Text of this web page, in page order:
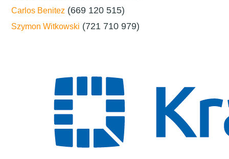
Carlos Benitez (669 120 515)
Szymon Witkowski (721 710 979)